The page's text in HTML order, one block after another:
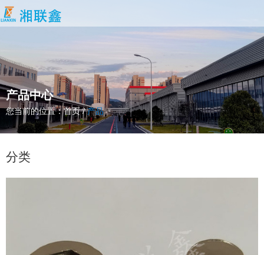
产品中心
您当前的位置：首页/产品
分类